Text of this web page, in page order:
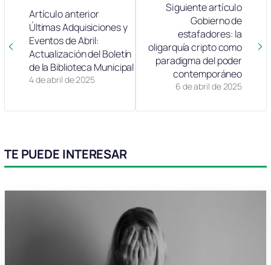
Artículo anterior
4 de abril de 2025
Últimas Adquisiciones y
Eventos de Abril:
Actualización del Boletín
de la Biblioteca Municipal
Siguiente artículo
6 de abril de 2025
Gobierno de
estafadores: la
oligarquía cripto como
paradigma del poder
contemporáneo
TE PUEDE INTERESAR